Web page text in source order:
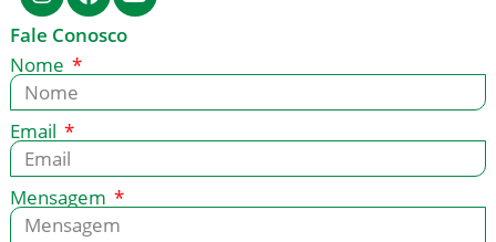
Fale Conosco
Nome
Email
Mensagem